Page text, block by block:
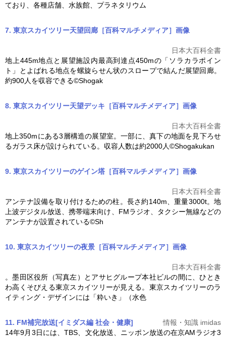
ており、各種店舗、水族館、プラネタリウム
7. 東京スカイツリー天望回廊［百科マルチメディア］ 画像
日本大百科全書
地上445m地点と展望施設内最高到達点450mの「ソラカラポイン
ト」とよばれる地点を螺旋らせん状のスロープで結んだ展望回廊。
約900人を収容できる©Shogak
8. 東京スカイツリー天望デッキ［百科マルチメディア］ 画像
日本大百科全書
地上350mにある3層構造の展望室。一部に、真下の地面を見下ろせ
るガラス床が設けられている。収容人数は約2000人©Shogakukan
9. 東京スカイツリーのゲイン塔［百科マルチメディア］ 画像
日本大百科全書
アンテナ設備を取り付けるための柱。長さ約140m、重量3000t。地
上波デジタル放送、携帯端末向け、FMラジオ、タクシー無線などの
アンテナが設置されている©Sh
10. 東京スカイツリーの夜景［百科マルチメディア］ 画像
日本大百科全書
。墨田区役所（写真左）とアサヒグループ本社ビルの間に、ひとき
わ高くそびえる東京スカイツリーが見える。 東京スカイツリーのラ
イティング・デザインには「粋いき」（水色
11. FM補完放送[イミダス編 社会・健康]
情報・知識 imidas
14年9月3日には、TBS、文化放送、ニッポン放送の在京AMラジオ3